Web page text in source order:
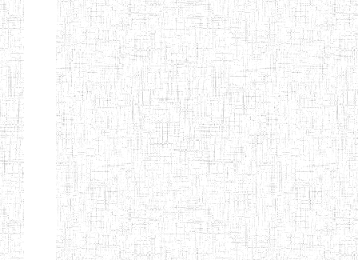
Etablissements
d'enseignement
secondaire
technique
et
professionnel